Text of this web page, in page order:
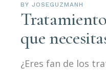
BY JOSEGUZMANH
que
¿Eres fan de los